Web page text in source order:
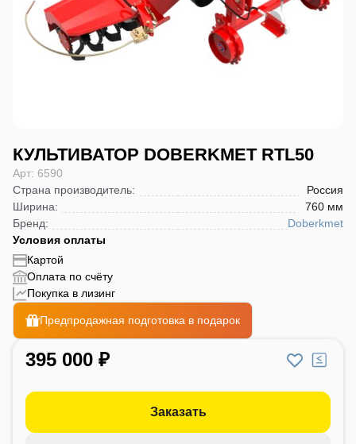
КУЛЬТИВАТОР DOBERKMET RTL50
Арт: 6590
Страна производитель:
Россия
Ширина:
760 мм
Бренд:
Doberkmet
Условия оплаты
Картой
Оплата по счёту
Покупка в лизинг
Предпродажная подготовка в подарок
395 000 ₽
Заказать